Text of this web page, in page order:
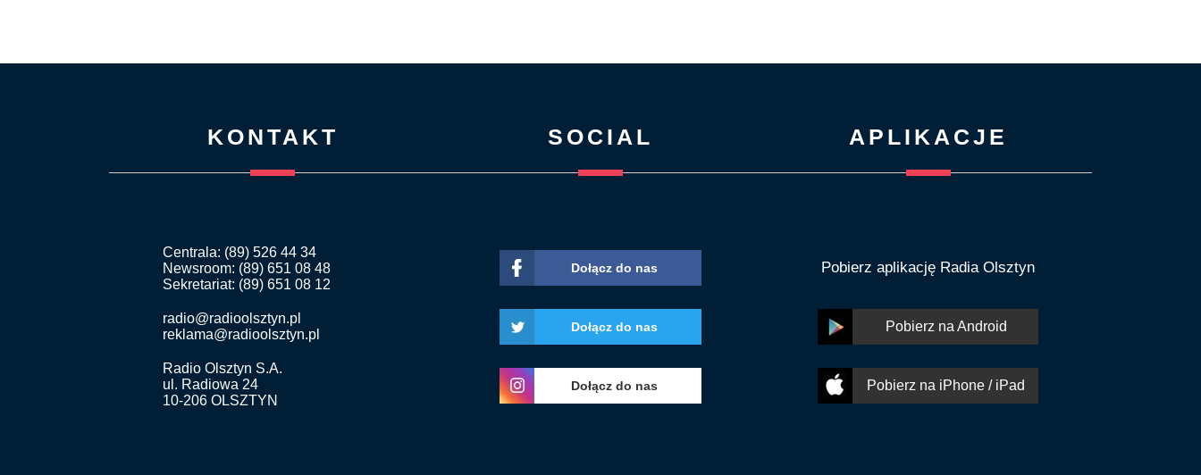
KONTAKT
Centrala: (89) 526 44 34
Newsroom: (89) 651 08 48
Sekretariat: (89) 651 08 12
radio@radioolsztyn.pl
reklama@radioolsztyn.pl
Radio Olsztyn S.A.
ul. Radiowa 24
10-206 OLSZTYN
SOCIAL
Dołącz do nas
Dołącz do nas
Dołącz do nas
APLIKACJE
Pobierz aplikację Radia Olsztyn
Pobierz na Android
Pobierz na iPhone / iPad